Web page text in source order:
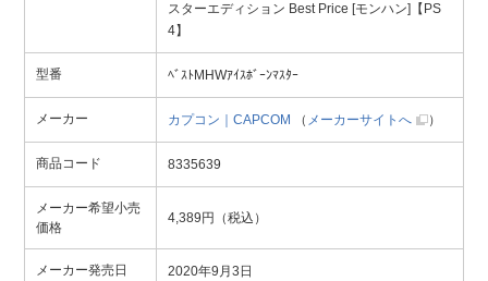
スターエディション Best Price [モンハン]【PS
4】
型番 ﾍﾞｽﾄMHWｱｲｽﾎﾞｰﾝﾏｽﾀｰ
メーカー カプコン｜CAPCOM （ メーカーサイトへ ）
商品コード 8335639
メーカー希望小売
価格
4,389円（税込）
メーカー発売日 2020年9月3日